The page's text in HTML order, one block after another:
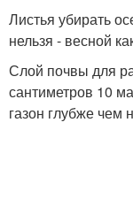
Листья убирать
нельзя - весной
Слой почвы для
сантиметров 10
газон глубже чем